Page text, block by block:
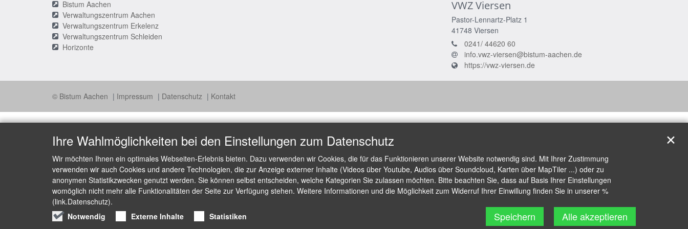
Bistum Aachen
Verwaltungszentrum Aachen
Verwaltungszentrum Erkelenz
Verwaltungszentrum Schleiden
Horizonte
VWZ Viersen
Pastor-Lennartz-Platz 1
41748 Viersen
0241/ 44620 60
info.vwz-viersen@bistum-aachen.de
https://vwz-viersen.de
© Bistum Aachen Impressum Datenschutz Kontakt
Ihre Wahlmöglichkeiten bei den Einstellungen zum Datenschutz
Wir möchten Ihnen ein optimales Webseiten-Erlebnis bieten. Dazu verwenden wir Cookies, die für das Funktionieren unserer Website notwendig sind. Mit Ihrer Zustimmung
verwenden wir auch Cookies und andere Technologien, die zur Anzeige externer Inhalte (Videos über Youtube, Audios über Soundcloud, Karten über MapTiler ...) oder zu
anonymen Statistikzwecken genutzt werden. Sie können selbst entscheiden, welche Kategorien Sie zulassen möchten. Bitte beachten Sie, dass auf Basis Ihrer Einstellungen
womöglich nicht mehr alle Funktionalitäten der Seite zur Verfügung stehen. Weitere Informationen und die Möglichkeit zum Widerruf Ihrer Einwillung finden Sie in unserer %
(link.Datenschutz).
Notwendig
Externe Inhalte Statistiken Speichern Alle akzeptieren
✕